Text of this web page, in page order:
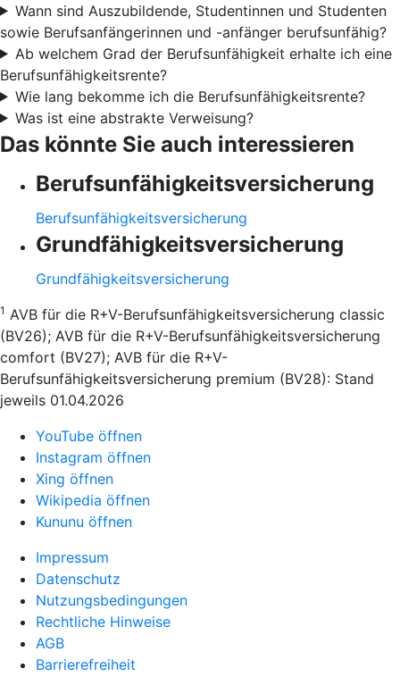
Wann sind Auszubildende, Studentinnen und Studenten
sowie Berufsanfängerinnen und -anfänger berufsunfähig?
Ab welchem Grad der Berufsunfähigkeit erhalte ich eine
Berufsunfähigkeitsrente?
Wie lang bekomme ich die Berufsunfähigkeitsrente?
Was ist eine abstrakte Verweisung?
Das könnte Sie auch interessieren
Berufsunfähigkeitsversicherung
Berufsunfähigkeitsversicherung
Grundfähigkeitsversicherung
Grundfähigkeitsversicherung
1 AVB für die R+V-Berufsunfähigkeitsversicherung classic
(BV26); AVB für die R+V-Berufsunfähigkeitsversicherung
comfort (BV27); AVB für die R+V-
Berufsunfähigkeitsversicherung premium (BV28): Stand
jeweils 01.04.2026
YouTube öffnen
Instagram öffnen
Xing öffnen
Wikipedia öffnen
Kununu öffnen
Impressum
Datenschutz
Nutzungsbedingungen
Rechtliche Hinweise
AGB
Barrierefreiheit